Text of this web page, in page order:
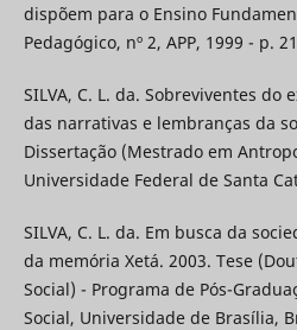
dispõem para o Ensino
Pedagógico, nº 2, APP, 1999 - p.
SILVA, C. L. da. Sobreviventes
das narrativas e lembranças da
Dissertação (Mestrado em
Universidade Federal de Santa
SILVA, C. L. da. Em busca da
da memória Xetá. 2003. Tese
Social) - Programa de Pós-
Social, Universidade de Brasília,